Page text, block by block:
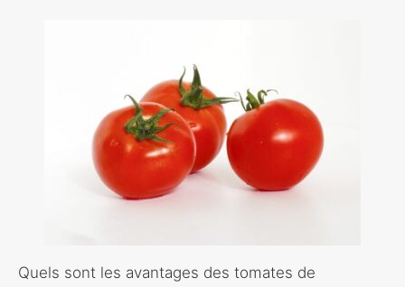
Quels sont les avantages des tomates de